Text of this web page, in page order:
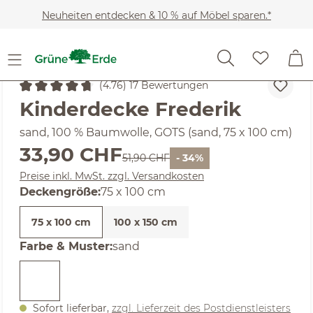
Zum Hauptinhalt springen
Neuheiten entdecken & 10 % auf Möbel sparen.*
Kinder Kuscheldecken & Wärmekissen
Durchschnittliche Bewertung von 4.76 von 5 Sternen
(4.76) 17 Bewertungen
Kinderdecke Frederik
sand, 100 % Baumwolle, GOTS (sand, 75 x 100 cm)
Verkaufspreis:
33,90 CHFRegulärer Preis:
51,90 CHF - 34%
Preise inkl. MwSt. zzgl. Versandkosten
Deckengrößeauswählen
:75 x 100 cm
75 x 100 cm 100 x 150 cm
Farbe & Musterauswählen
:sand
Sofort lieferbar, zzgl. Lieferzeit des Postdienstleisters